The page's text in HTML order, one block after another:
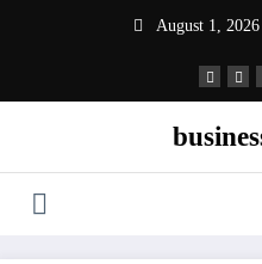
August 1, 2026